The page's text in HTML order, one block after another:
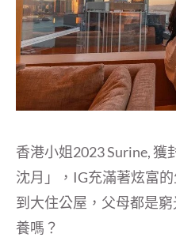
香港小姐2023 Surine,
沈月」，IG充滿著炫富
到大住公屋，父母都是
養嗎？